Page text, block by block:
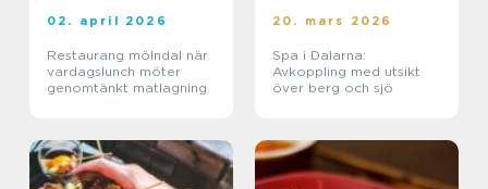
02. april 2026
Restaurang mölndal när
vardagslunch möter
genomtänkt matlagning
20. mars 2026
Spa i Dalarna:
Avkoppling med utsikt
över berg och sjö